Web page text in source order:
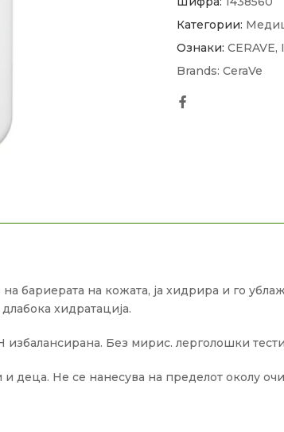
Категории:
Ознаки: CERAVE,
Brands: CeraVe
бариерата на кожата, ја хидрира и го
хидратација.
Без мирис. лерголошки
деца. Не се нанесува на пределот околу